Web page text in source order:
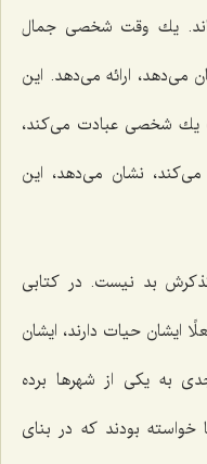
یك وقت شخصی جمال
می‌دهد، ارائه می‌دهد. این
یك شخصی عبادت می‌كند،
می‌كند، نشان می‌دهد، این
بد نیست. در كتابی
ایشان حیات دارند، ایشان
به یكی از شهرها برده
خواسته بودند كه در بنای